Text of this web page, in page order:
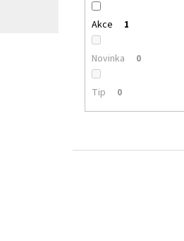
Akce 1
Novinka 0
Tip 0